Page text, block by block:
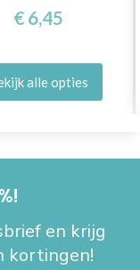
€ 6,45
alle opties
en krijg
kortingen!